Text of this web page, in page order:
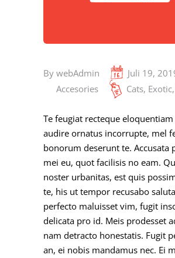
By webAdmin
Juli 19,
Accesories
Cats, Exotic,
Te feugiat recteque eloquentiam
audire ornatus incorrupte, mel
bonorum deserunt te. Accusata
mei eu, quot facilisis no eam.
noster urbanitas, est quis
te, his ut tempor recusabo
perfecto maluisset vim, fugit
delicata pro id. Meis prodesset
nam detracto honestatis. Fugit
an, ei nobis mandamus nec. Ei